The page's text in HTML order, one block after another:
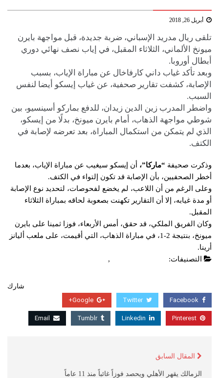
أبريل 26, 2018
تلقى ريال مدريد الإسباني، ضربة جديدة، قبل مواجهة بايرن
ميونخ الألماني، الثلاثاء المقبل، في إياب نصف نهائي دوري
أبطال أوروبا.
وبعد تأكد غياب داني كارفاخال عن مباراة الإياب، بسبب
الإصابة، كشفت تقارير صحفية، عن غياب إيسكو أيضا لنفس
السبب.
واضطر المدرب زين الدين زيدان، للدفع بماركو أسينسيو، بين
شوطي مواجهة الذهاب، أمام بايرن ميونخ، بدلًا من إيسكو،
الذي لم يتمكن من استكمال المباراة، بعد تعرضه لإصابة في
الكتف.
وذكرت صحيفة “ماركا”، أن إيسكو سيغيب عن مباراة الإياب، بعدما
أخطر الصحفيين، بأن الإصابة قد تكون إلتواء في الكتف.
وعلى الرغم من أن اللاعب، لم يخضع لفحوصات، لتحديد نوع الإصابة
أو مدة غيابه، إلا أن التقارير تكهنت بصعوبة لحاقه بمباراة الثلاثاء
المقبل.
وكان الفريق الملكي، قد حقق، أمس الأربعاء، فوزا ثمينا على بايرن
ميونخ، بنتيجة 2-1، في مباراة الذهاب، التي أقيمت، على ملعب أليانز
أرينا.
التصنيفات:
,
شارك
Facebook
Twitter
Google+
Pinterest
Linkedin
Tumblr
Email
المقال السابق
الزمالك يقهر الأهلي ويحصد فوزاً غائباً منذ 11 عاماً